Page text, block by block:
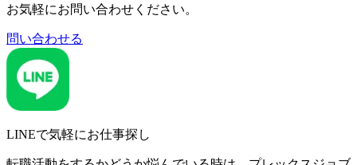
お気軽にお問い合わせください。
問い合わせる
LINEで気軽にお仕事探し